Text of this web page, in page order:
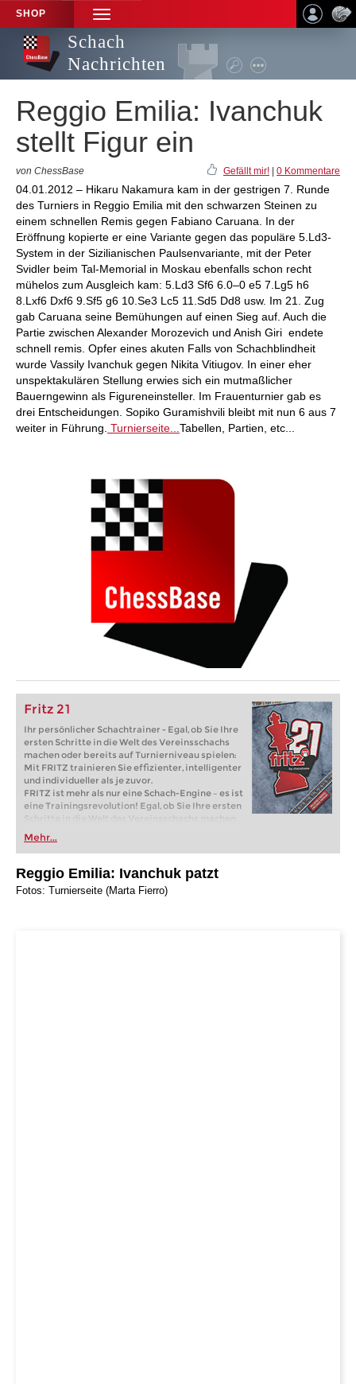
SHOP
TOGGLE
NAVIGATION
Schach
Nachrichten
Reggio Emilia: Ivanchuk
stellt Figur ein
von ChessBase Gefällt mir! 0 Kommentare
04.01.2012 – Hikaru Nakamura kam in der gestrigen 7. Runde
des Turniers in Reggio Emilia mit den schwarzen Steinen zu
einem schnellen Remis gegen Fabiano Caruana. In der
Eröffnung kopierte er eine Variante gegen das populäre 5.Ld3-
System in der Sizilianischen Paulsenvariante, mit der Peter
Svidler beim Tal-Memorial in Moskau ebenfalls schon recht
mühelos zum Ausgleich kam: 5.Ld3 Sf6 6.0–0 e5 7.Lg5 h6
8.Lxf6 Dxf6 9.Sf5 g6 10.Se3 Lc5 11.Sd5 Dd8 usw. Im 21. Zug
gab Caruana seine Bemühungen auf einen Sieg auf. Auch die
Partie zwischen Alexander Morozevich und Anish Giri endete
schnell remis. Opfer eines akuten Falls von Schachblindheit
wurde Vassily Ivanchuk gegen Nikita Vitiugov. In einer eher
unspektakulären Stellung erwies sich ein mutmaßlicher
Bauerngewinn als Figureneinsteller. Im Frauenturnier gab es
drei Entscheidungen. Sopiko Guramishvili bleibt mit nun 6 aus 7
weiter in Führung. Turnierseite... Tabellen, Partien, etc...
Fritz 21
Ihr persönlicher Schachtrainer - Egal, ob Sie Ihre
ersten Schritte in die Welt des Vereinsschachs
machen oder bereits auf Turnierniveau spielen:
Mit FRITZ trainieren Sie effizienter, intelligenter
und individueller als je zuvor.
FRITZ ist mehr als nur eine Schach-Engine – es ist
eine Trainingsrevolution! Egal, ob Sie Ihre ersten
Schritte in die Welt des Vereinsschachs machen
oder bereits auf Turnierniveau spielen: Mit
FRITZ trainieren Sie effizienter, intelligenter und
individueller als je zuvor.
Mehr...
Reggio Emilia: Ivanchuk patzt
Fotos: Turnierseite (Marta Fierro)